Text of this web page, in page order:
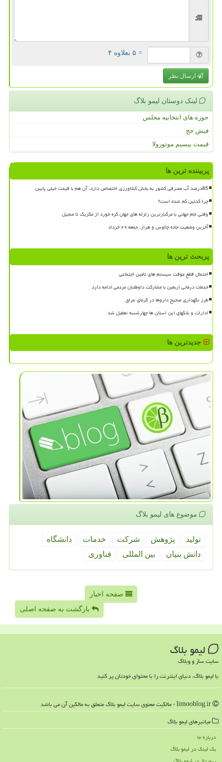
= ۵ بعلاوه ۴
ارسال نظر
لینک دوستان لیمو بلاگ
حوزه های انتخابیه مجلس
فیش حج
قیمت بیسیم موتورولا
پربیننده ترین ها
85درصد آب مصرفی کشور به بخش کشاورزی اختصاص دارد، آن هم با قیمت خیلی پایین
چرا کدئین کم شده است؟
وقتی جام جهانی با مرگبارترین زلزله های جهان گره خورد از مکزیک تا منجیل
آخرین وضعیت جاده چالوس و هراز، جمعه ۲۹ خرداد
پربحث ترین ها
احتمال قطع موقت سیستم های تامین اجتماعی
خدمات درمانی اربعین با مشارکت داوطلبان مردمی ادامه دارد
طرز نگهداری صحیح داروها در گرمای عراق
ادارات و بانکهای این استان ها چهارشنبه تعطیل شد
جدیدترین ها
موضوع های لیمو بلاگ
تولید پژوهش شركت خدمات
دانشگاه
دانش بنیان
بین المللی فناوری
صفحه اخبار
بازگشت به صفحه اصلی
لیمو بلاگ
سایت ساز و وبلاگ
با لیمو بلاگ، دنیای اینترنت را با محتوای خودتان پر کنید
میانبرهای لیمو بلاگ
درباره ما
بک لینک در لیمو بلاگ